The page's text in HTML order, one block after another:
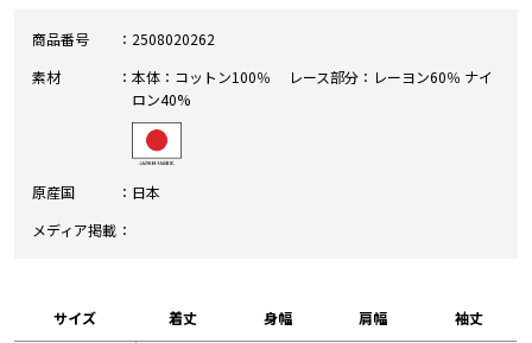
商品番号
2508020262
素材
本体：コットン100％ レース部分：レーヨン60％ ナイ
ロン40%
原産国
日本
メディア掲載
サイズ 着丈 身幅 肩幅 袖丈